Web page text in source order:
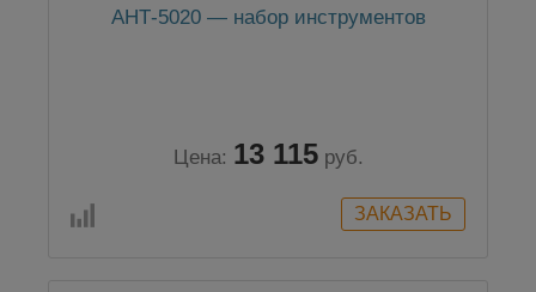
АНТ-5020 — набор инструментов
Цена: 13 115 руб.